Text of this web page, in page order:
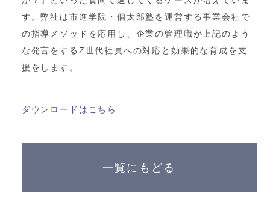
す。弊社は市進学院・個太郎塾を運営する事業会社で
の指導メソッドを応用し、企業の管理職が上記のよう
な発言をするZ世代社員への対応と効果的な育成を支
援をします。
ダウンロードはこちら
一覧にもどる